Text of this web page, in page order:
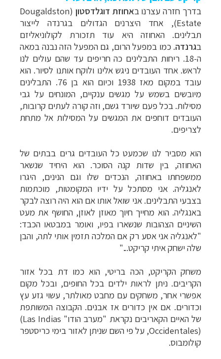
בדרך חזרה עצרנו באחוזת דוגלדסטון (Dougaldston
Estate),
אחד היצרנים הגדולים בגרנדה לייצור
תבלינים. האחוזה היא עוד תזכורת לקולוניאליזם
בגרנדה. כמו במפעל הרום, גם המפעל הזה נבנה במאה
ה-18. ריחות התבלינים כה חריפים עד שהם עולים לנו
לראש. אחד העובדים ניגש אלינו ולוקח אותנו לסיור. הוא
עובד במקום מאז 1938 וכיום הוא בן 76. התבלינים
מיובשים בשמש על מגשים ענקיים, המונחים על גבי
מסילות. בכל פעם שיורד גשם, וזה קורה לעתים קרובות,
העובדים דוחפים את המגשים על המסילות אל מתחת
לצריפים.
הוא מסביר לנו שכמעט כל העובדים גרים בבתים של
האחוזה, בין שדות קנה הסוכר. הוא היחיד שנשאר
ממשפחתו באחוזה, הנכדים שלו וגם הנינים, היגרו
לאנגליה. אני מסתכל על ידיו המקומטות, מוכתמות
בצבעי התבלינים. אני שואל אותו אם הוא היה רוצה לבקר
באנגליה. הוא מחייך חיוך מאוזן לאוזן, החושף את מעט
השיניים הצהובות שנשארו בפיו, ואומר במבטאו הכבד:
"לאנגליה אני אסע רק אם המלכה תזמין אותי לתה, והבן
שלה ישחק איתי קריקט..."
משחק הקריקט, הכה בריטי, הוא כמו דת בכל אזור
הקריבים. ניתן לראות ילדים בכל החופים, ובכל מקום
אפשרי אחר, משחקים עם מחבט מאולתר, עשוי גזע עץ
וכדורים. אם אין כדורים אז אבנים. הקבוצה המשותפת
של האיים הקאריבים נקראת "מערב הודו" (Las Indias
Occidentales), על פי השם שניתן לאזור בימי כריסטפר
קולומבוס.